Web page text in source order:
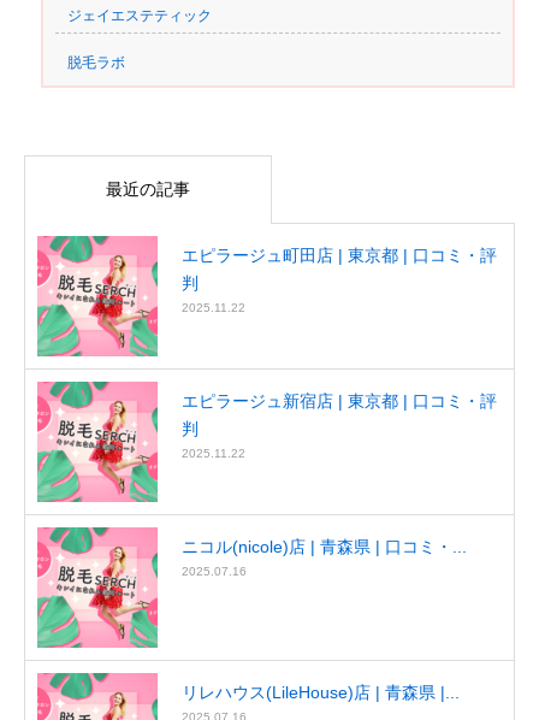
ジェイエステティック
脱毛ラボ
最近の記事
エピラージュ町田店 | 東京都 | 口コミ・評
判
2025.11.22
エピラージュ新宿店 | 東京都 | 口コミ・評
判
2025.11.22
ニコル(nicole)店 | 青森県 | 口コミ・...
2025.07.16
リレハウス(LileHouse)店 | 青森県 |...
2025.07.16